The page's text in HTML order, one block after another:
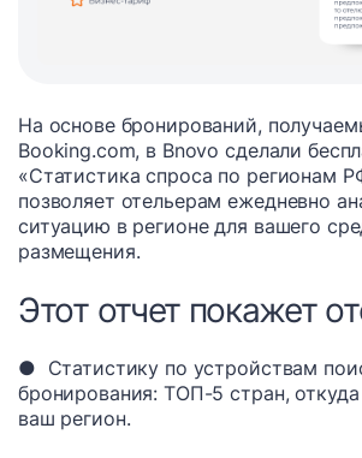
На основе бронирований,
Booking.com, в Bnovo сделали
«Статистика спроса по регионам
позволяет отельерам ежедневно
ситуацию в регионе для вашего
размещения.
Этот отчет покажет
● Статистику по устройствам
бронирования: ТОП-5 стран,
ваш регион.